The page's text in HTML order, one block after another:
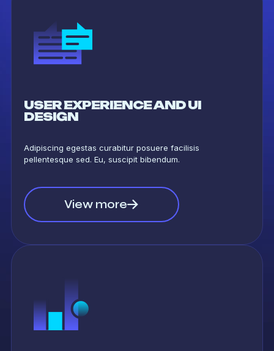
USER EXPERIENCE AND UI
DESIGN
Adipiscing egestas curabitur posuere facilisis
pellentesque sed. Eu, suscipit bibendum.
View more